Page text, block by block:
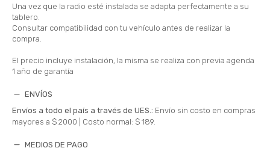
Una vez que la radio esté instalada se adapta perfectamente a su
tablero.
Consultar compatibilidad con tu vehículo antes de realizar la
compra.
El precio incluye instalación, la misma se realiza con previa agenda
1 año de garantía
ENVÍOS
Envíos a todo el país a través de UES.: Envío sin costo en compras
mayores a $ 2000 | Costo normal: $ 189.
MEDIOS DE PAGO